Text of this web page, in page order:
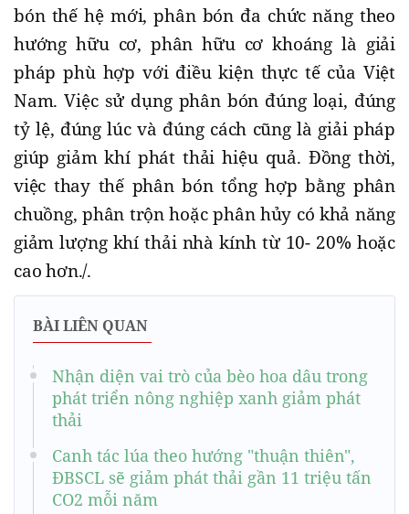
bón thế hệ mới, phân bón đa chức năng theo
hướng hữu cơ, phân hữu cơ khoáng là giải
pháp phù hợp với điều kiện thực tế của Việt
Nam. Việc sử dụng phân bón đúng loại, đúng
tỷ lệ, đúng lúc và đúng cách cũng là giải pháp
giúp giảm khí phát thải hiệu quả. Đồng thời,
việc thay thế phân bón tổng hợp bằng phân
chuồng, phân trộn hoặc phân hủy có khả năng
giảm lượng khí thải nhà kính từ 10- 20% hoặc
cao hơn./.
BÀI LIÊN QUAN
Nhận diện vai trò của bèo hoa dâu trong
phát triển nông nghiệp xanh giảm phát
thải
Canh tác lúa theo hướng "thuận thiên",
ĐBSCL sẽ giảm phát thải gần 11 triệu tấn
CO2 mỗi năm